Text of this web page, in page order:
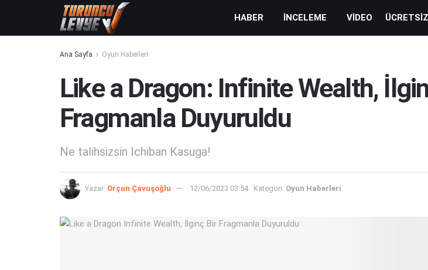
HABER İNCELEME VIDEO
Ana Sayfa Oyun Haberleri
Like a Dragon: Infinite Wealth,
Fragmanla Duyuruldu
Ne talihsizsin Ichiban Kasuga!
Yazar: Orçun Çavuşoğlu 12/06/2023 03:54 Kategori: Oyun Haberleri